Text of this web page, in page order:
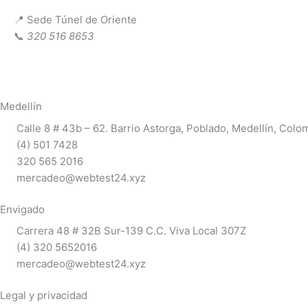
📍 Sede Túnel de Oriente
📞 320 516 8653
Medellín
Calle 8 # 43b – 62. Barrio Astorga, Poblado, Medellín,
(4) 501 7428
320 565 2016
mercadeo@webtest24.xyz
Envigado
Carrera 48 # 32B Sur-139 C.C. Viva Local 307Z
(4) 320 5652016
mercadeo@webtest24.xyz
Legal y privacidad